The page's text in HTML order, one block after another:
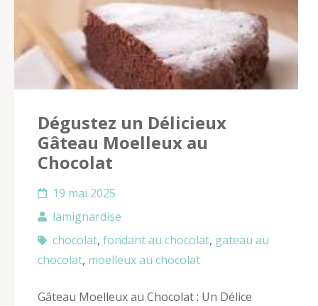
Dégustez un Délicieux
Gâteau Moelleux au
Chocolat
19 mai 2025
lamignardise
chocolat, fondant au chocolat, gateau au
chocolat, moelleux au chocolat
Gâteau Moelleux au Chocolat : Un Délice